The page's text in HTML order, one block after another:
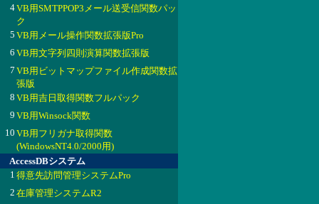
4VB用SMTPPOP3メール送受信関数パッ
ク
5 VB用メール操作関数拡張版Pro
6 VB用文字列四則演算関数拡張版
7 VB用ビットマップファイル作成関数拡
張版
8 VB用吉日取得関数フルパック
9 VB用Winsock関数
10 VB用フリガナ取得関数
(WindowsNT4.0/2000用)
AccessDBシステム
1 得意先訪問管理システムPro
2 在庫管理システムR2